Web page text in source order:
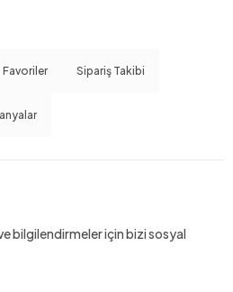
Favoriler Sipariş Takibi
bilgilendirmeler için bizi sosyal